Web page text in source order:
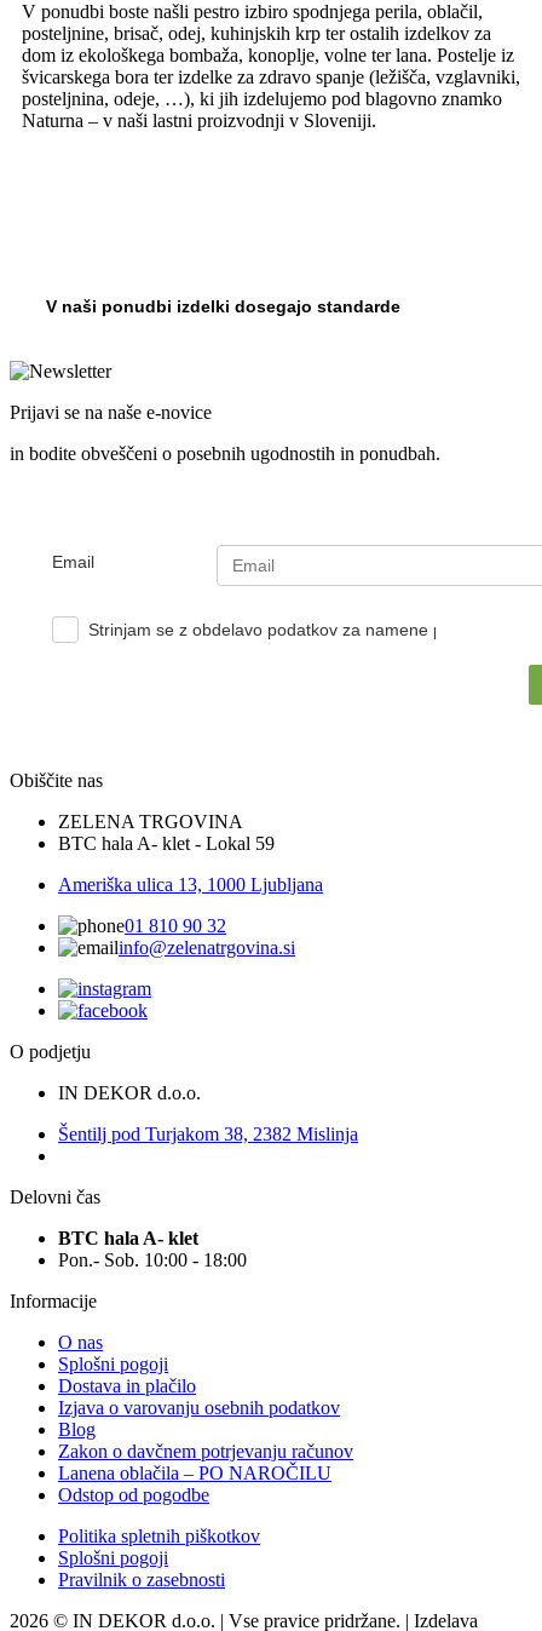
V ponudbi boste našli pestro izbiro spodnjega perila, oblačil,
posteljnine, brisač, odej, kuhinjskih krp ter ostalih izdelkov za
dom iz ekološkega bombaža, konoplje, volne ter lana. Postelje iz
švicarskega bora ter izdelke za zdravo spanje (ležišča, vzglavniki,
posteljnina, odeje, …), ki jih izdelujemo pod blagovno znamko
Naturna – v naši lastni proizvodnji v Sloveniji.
V naši ponudbi izdelki dosegajo standarde
Prijavi se na naše e-novice
in bodite obveščeni o posebnih ugodnostih in ponudbah.
Email
Strinjam se z obdelavo podatkov za namene pošiljanja e-
Obiščite nas
ZELENA TRGOVINA
BTC hala A- klet - Lokal 59
Ameriška ulica 13, 1000 Ljubljana
01 810 90 32
info@zelenatrgovina.si
O podjetju
IN DEKOR d.o.o.
Šentilj pod Turjakom 38, 2382 Mislinja
Delovni čas
BTC hala A- klet
Pon.- Sob. 10:00 - 18:00
Informacije
O nas
Splošni pogoji
Dostava in plačilo
Izjava o varovanju osebnih podatkov
Blog
Zakon o davčnem potrjevanju računov
Lanena oblačila – PO NAROČILU
Odstop od pogodbe
Politika spletnih piškotkov
Splošni pogoji
Pravilnik o zasebnosti
2026 © IN DEKOR d.o.o. | Vse pravice pridržane. | Izdelava